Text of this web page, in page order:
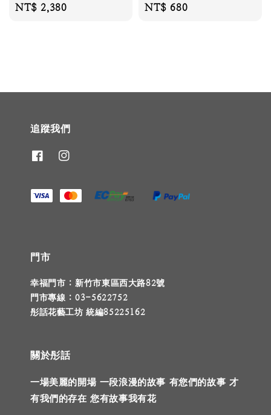
Regular
NT$ 2,380
Regular
NT$ 680
追蹤我們
門市
幸福門市 : 新竹市東區西大路82號
門市專線 : 03-5622752
彤話花藝工坊 統編85225162
關於彤話
一場美麗的開場 一段浪漫的故事 有您們的故事 才
有我們的存在 您有故事我有花